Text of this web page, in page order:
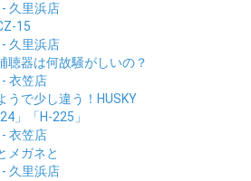
久里浜店
15
久里浜店
聴器は何故騒がしいの？
衣笠店
うで少し違う！HUSKY
」「H-225」
衣笠店
メガネと
久里浜店